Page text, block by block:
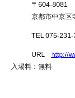
〒604-8081
京都市中京区寺
TEL 075-231-
URL http://
入場料：無料